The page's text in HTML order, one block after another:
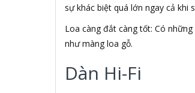
Ai Home
Aibo
Aiborg
Aibot
Aiphone Corporation
AIPTEK
sự khác biệt quá lớn ngay cả khi
Loa càng đắt càng tốt: Có
như màng loa gỗ.
Dàn Hi-Fi